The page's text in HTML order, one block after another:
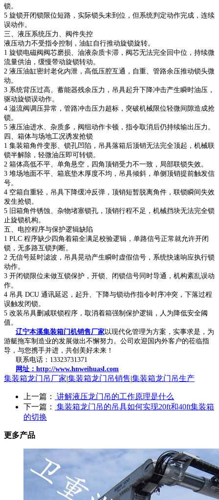
锁。
5 旋锁开闭锁限位短路，实际锁头未到位，但系统判定动作完成，连续
误动作。
三、液压系统压力、阀件失控
液压动力不受指令控制，油缸自行推动旋锁旋转。
1 旋锁电磁阀阀芯磨损、油液杂质卡滞，阀芯无法完全回中位，持续微
流量供油，缓慢带动旋锁转动。
2 液压油缸密封老化内泄，高低压腔互通，自重、管路余压推动锁头微
动。
3 系统背压过高、蓄能器残余压力，吊具起升下降冲击产生瞬时油压，
驱动旋锁误动作。
4 溢流阀调压异常，管路冲击压力超标，突破机械限位轻微间隙造成抢
锁。
5 液压油进水、杂质多，阀组动作卡顿，指令取消后仍持续输出压力。
四、箱体与场地工况诱发抢锁
1 集装箱角件变形、锁孔凹陷，吊具落箱后顶销无法完全顶起，机械联
锁半解除，轻微油压即可转锁。
2 箱体高低不平、单角悬空，四角顶销受力不一致，局部联锁失效。
3 堆场地面不平、箱底垫木厚度不均，吊具倾斜，单侧顶销提前触发信
号。
4 空箱自重轻，吊具下降缓冲反弹，顶销短暂脱离角件，联锁瞬间失效
发生抢锁。
5 旧箱角件锈蚀、杂物堵塞锁孔，顶销行程不足，机械挡块无法完全锁
止旋锁机构。
五、电控程序与保护逻辑缺陷
1 PLC 程序缺少四角着箱全满足校验逻辑，单路信号正常就允许开闭
锁，无多路互锁判断。
2 无信号延时滤波，吊具晃动产生瞬时虚假信号，系统快速响应执行锁
动作。
3 开闭锁限位未做互锁保护，开锁、闭锁信号同时导通，机构紊乱误动
作。
4 吊具 DCU 通讯延迟，起升、下降与锁动作指令时序冲突，下落过程
误触发闭锁。
5 改装吊具删减联锁程序，取消着箱强制保护逻辑，人为降低安全阈
值。
辽宁本溪集装箱门机销售厂家以现代化管理为方案，实事求是，为
游艇拖车制造业的发展做出不懈努力。公司欢迎国内外客户的莅临指
导，与您携手并进，共创美好未来！
联系电话：13323731371
网址：http://www.hnweihuasl.com
集装箱龙门吊厂家|集装箱龙门吊销售|集装箱龙门吊生产
上一篇：
讲解液压龙门吊的工作原理是什么
下一篇：
集装箱龙门吊的吊具如何实现20ft和40ft集装箱
的切换
更多产品